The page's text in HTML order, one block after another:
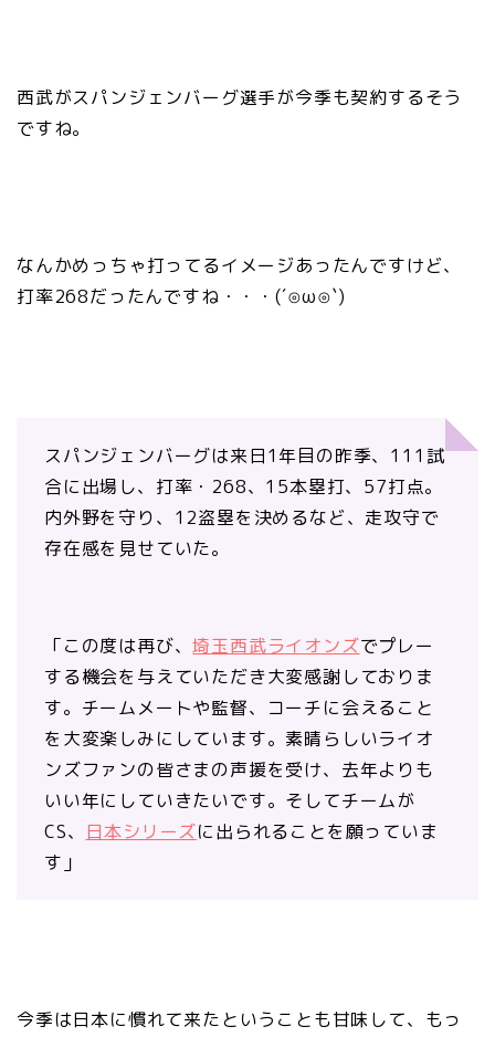
西武がスパンジェンバーグ選手が今季も契約するそう
ですね。
なんかめっちゃ打ってるイメージあったんですけど、
打率268だったんですね・・・(´⊙ω⊙`)
スパンジェンバーグは来日1年目の昨季、111試
合に出場し、打率・268、15本塁打、57打点。
内外野を守り、12盗塁を決めるなど、走攻守で
存在感を見せていた。
「この度は再び、埼玉西武ライオンズでプレー
する機会を与えていただき大変感謝しておりま
す。チームメートや監督、コーチに会えること
を大変楽しみにしています。素晴らしいライオ
ンズファンの皆さまの声援を受け、去年よりも
いい年にしていきたいです。そしてチームが
CS、 日本シリーズに出られることを願っていま
す」
今季は日本に慣れて来たということも甘味して、もっ